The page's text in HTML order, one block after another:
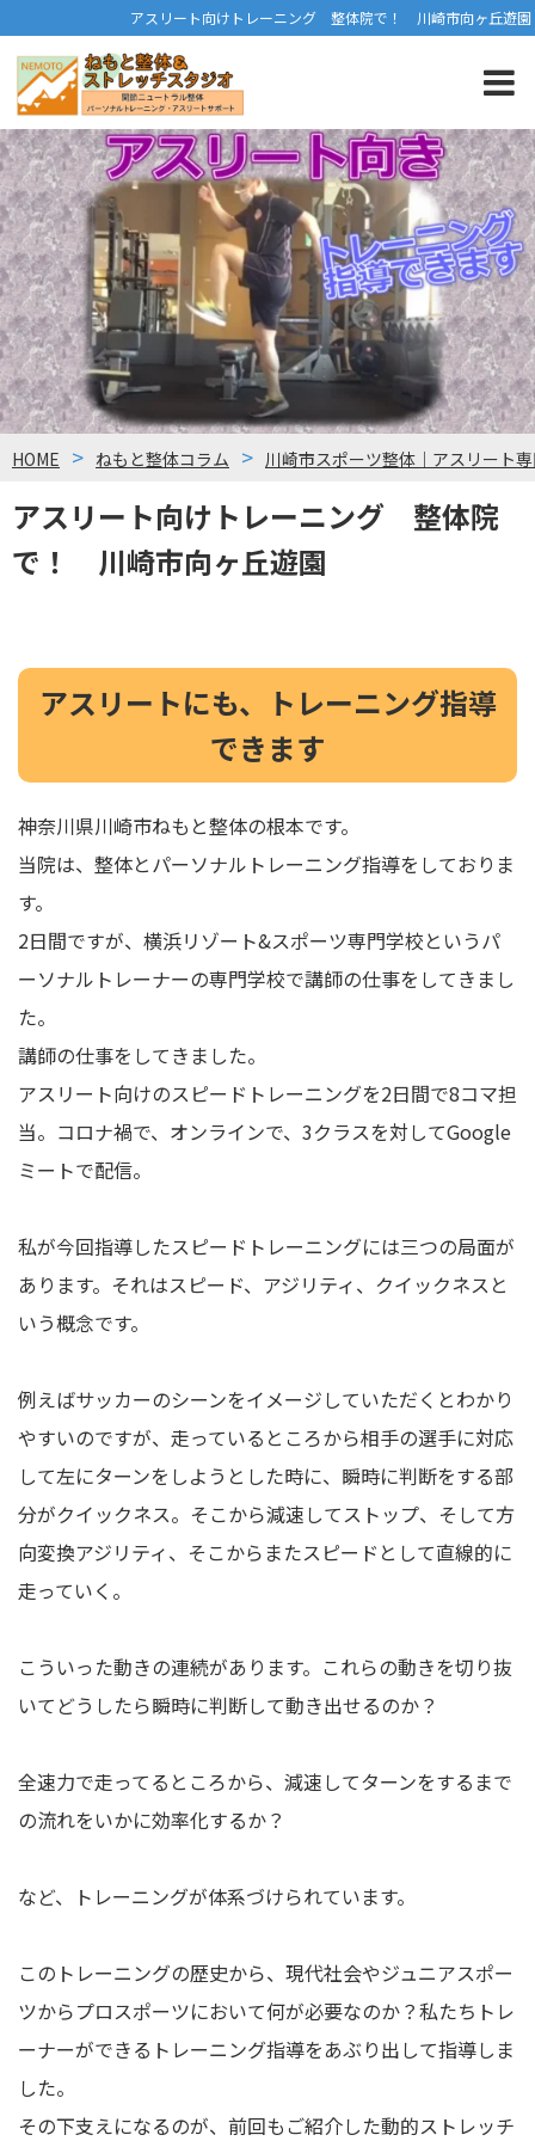
アスリート向けトレーニング 整体院で！ 川崎市向ヶ丘遊園
アスリート向けトレーニング 整体院
で！ 川崎市向ヶ丘遊園
HOME ねもと整体コラム 川崎市スポーツ整体｜アスリート
アスリートにも、トレーニング指導
できます
神奈川県川崎市ねもと整体の根本です。
当院は、整体とパーソナルトレーニング指導をしておりま
す。
2日間ですが、横浜リゾート&スポーツ専門学校というパ
ーソナルトレーナーの専門学校で講師の仕事をしてきまし
た。
講師の仕事をしてきました。
アスリート向けのスピードトレーニングを2日間で8コマ担
当。コロナ禍で、オンラインで、3クラスを対してGoogle
ミートで配信。
私が今回指導したスピードトレーニングには三つの局面が
あります。それはスピード、アジリティ、クイックネスと
いう概念です。
例えばサッカーのシーンをイメージしていただくとわかり
やすいのですが、走っているところから相手の選手に対応
して左にターンをしようとした時に、瞬時に判断をする部
分がクイックネス。そこから減速してストップ、そして方
向変換アジリティ、そこからまたスピードとして直線的に
走っていく。
こういった動きの連続があります。これらの動きを切り抜
いてどうしたら瞬時に判断して動き出せるのか？
全速力で走ってるところから、減速してターンをするまで
の流れをいかに効率化するか？
など、トレーニングが体系づけられています。
このトレーニングの歴史から、現代社会やジュニアスポー
ツからプロスポーツにおいて何が必要なのか？私たちトレ
ーナーができるトレーニング指導をあぶり出して指導しま
した。
その下支えになるのが、前回もご紹介した動的ストレッチ